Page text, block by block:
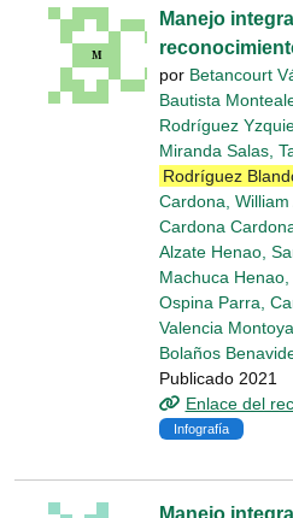
Manejo
por Betancourt
Bautista
Rodríguez
Miranda Salas,
Rodríguez
Cardona, William
Cardona
Alzate Henao,
Machuca
Ospina Parra,
Valencia
Bolaños
Publicado 2021
Enlace del
Infografía